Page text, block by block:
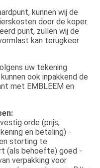
kunnen wij de
door de koper.
punt, zullen wij de
kan terugkeer
uw tekening
ook inpakkend de
met EMBLEEM en
orde (prijs,
en betaling) -
storting te
(als behoefte) goed -
verpakking voor